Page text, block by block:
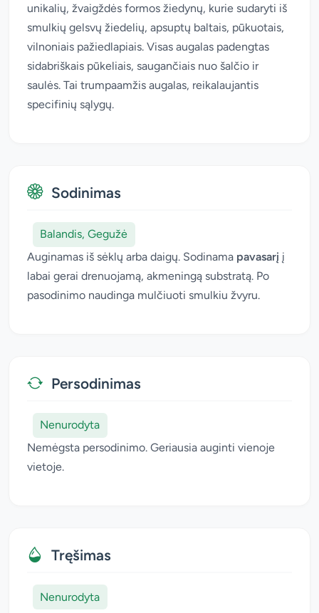
unikalių, žvaigždės formos žiedynų, kurie sudaryti iš
smulkių gelsvų žiedelių, apsuptų baltais, pūkuotais,
vilnoniais pažiedlapiais. Visas augalas padengtas
sidabriškais pūkeliais, saugančiais nuo šalčio ir
saulės. Tai trumpaamžis augalas, reikalaujantis
specifinių sąlygų.
Sodinimas
Balandis, Gegužė
Auginamas iš sėklų arba daigų. Sodinama pavasarį į
labai gerai drenuojamą, akmeningą substratą. Po
pasodinimo naudinga mulčiuoti smulkiu žvyru.
Persodinimas
Nenurodyta
Nemėgsta persodinimo. Geriausia auginti vienoje
vietoje.
Tręšimas
Nenurodyta